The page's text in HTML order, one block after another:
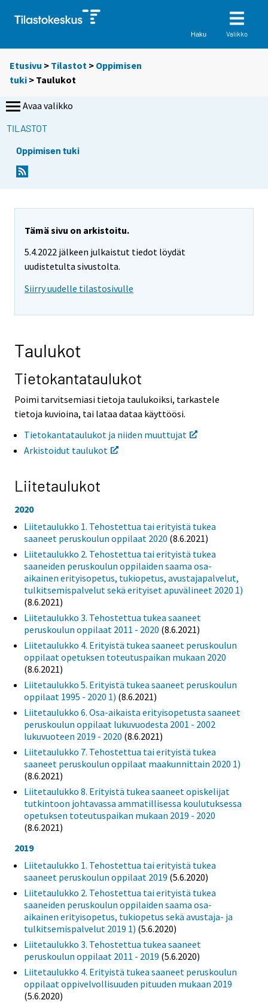
Haku Valikko
Etusivu > Tilastot > Oppimisen
tuki > Taulukot
Avaa valikko
TILASTOT
Oppimisen tuki
Tämä sivu on arkistoitu.
5.4.2022 jälkeen julkaistut tiedot löydät
uudistetulta sivustolta.
Siirry uudelle tilastosivulle
Taulukot
Tietokantataulukot
Poimi tarvitsemiasi tietoja taulukoiksi, tarkastele
tietoja kuvioina, tai lataa dataa käyttöösi.
Tietokantataulukot ja niiden muuttujat
Arkistoidut taulukot
Liitetaulukot
2020
Liitetaulukko 1. Tehostettua tai erityistä tukea
saaneet peruskoulun oppilaat 2020 (8.6.2021)
Liitetaulukko 2. Tehostettua tai erityistä tukea
saaneiden peruskoulun oppilaiden saama osa-
aikainen erityisopetus, tukiopetus, avustajapalvelut,
tulkitsemispalvelut sekä erityiset apuvälineet 2020 1)
(8.6.2021)
Liitetaulukko 3. Tehostettua tukea saaneet
peruskoulun oppilaat 2011 - 2020 (8.6.2021)
Liitetaulukko 4. Erityistä tukea saaneet peruskoulun
oppilaat opetuksen toteutuspaikan mukaan 2020
(8.6.2021)
Liitetaulukko 5. Erityistä tukea saaneet peruskoulun
oppilaat 1995 - 2020 1) (8.6.2021)
Liitetaulukko 6. Osa-aikaista erityisopetusta saaneet
peruskoulun oppilaat lukuvuodesta 2001 - 2002
lukuvuoteen 2019 - 2020 (8.6.2021)
Liitetaulukko 7. Tehostettua tai erityistä tukea
saaneet peruskoulun oppilaat maakunnittain 2020 1)
(8.6.2021)
Liitetaulukko 8. Erityistä tukea saaneet opiskelijat
tutkintoon johtavassa ammatillisessa koulutuksessa
opetuksen toteutuspaikan mukaan 2019 - 2020
(8.6.2021)
2019
Liitetaulukko 1. Tehostettua tai erityistä tukea
saaneet peruskoulun oppilaat 2019 (5.6.2020)
Liitetaulukko 2. Tehostettua tai erityistä tukea
saaneiden peruskoulun oppilaiden saama osa-
aikainen erityisopetus, tukiopetus sekä avustaja- ja
tulkitsemispalvelut 2019 1) (5.6.2020)
Liitetaulukko 3. Tehostettua tukea saaneet
peruskoulun oppilaat 2011 - 2019 (5.6.2020)
Liitetaulukko 4. Erityistä tukea saaneet peruskoulun
oppilaat oppivelvollisuuden pituuden mukaan 2019
(5.6.2020)